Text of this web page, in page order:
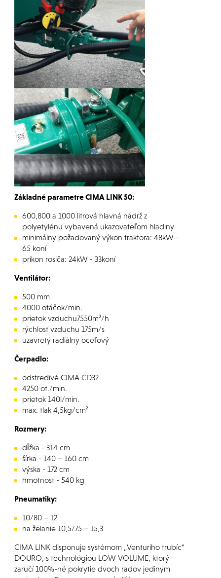
Základné parametre CIMA LINK 50:
600,800 a 1000 litrová hlavná nádrž z
polyetylénu vybavená ukazovateľom hladiny
minimálny požadovaný výkon traktora: 48kW -
65 koní
príkon rosiča: 24kW - 33koní
Ventilátor:
500 mm
4000 otáčok/min.
prietok vzduchu7550m³/h
rýchlosť vzduchu 175m/s
uzavretý radiálny oceľový
Čerpadlo:
odstredivé CIMA CD32
4250 ot./min.
prietok 140l/min.
max. tlak 4,5kg/cm²
Rozmery:
dĺžka - 314 cm
šírka - 140 – 160 cm
výska - 172 cm
hmotnosť - 540 kg
Pneumatiky:
10/80 – 12
na želanie 10,5/75 – 15,3
CIMA LINK disponuje systémom „Venturiho trubíc“
DOURO, s technológiou LOW VOLUME, ktorý
zaručí 100%-né pokrytie dvoch radov jediným